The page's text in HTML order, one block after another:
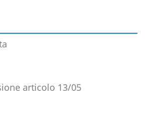
articolo 13/05